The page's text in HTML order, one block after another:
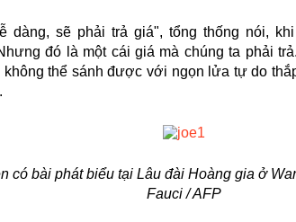
dàng, sẽ phải trả giá", tổng thống nói,
đó là một cái giá mà chúng ta phải
không thể sánh được với ngọn lửa tự do
có bài phát biểu tại Lâu đài Hoàng gia ở
Fauci / AFP